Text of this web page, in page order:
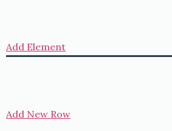
Add Element
Add New Row